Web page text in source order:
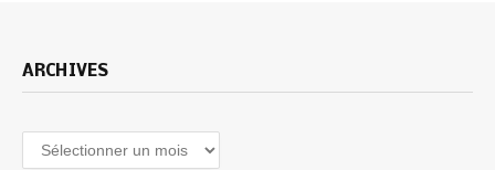
ARCHIVES
Archives